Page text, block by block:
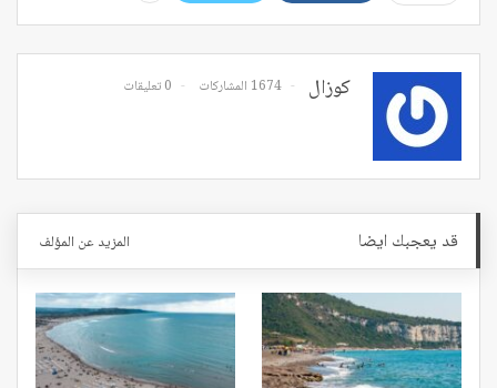
كوزال 1674 المشاركات 0 تعليقات
قد يعجبك ايضا المزيد عن المؤلف